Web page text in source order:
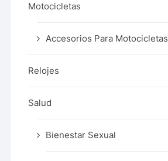
Motocicletas
Accesorios Para Motocicletas
Relojes
Salud
Bienestar Sexual